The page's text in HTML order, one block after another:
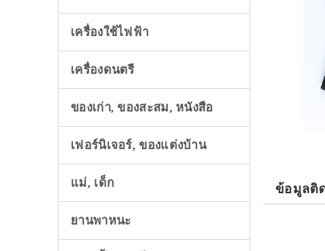
เครื่องใช้ไฟฟ้า
เครื่องดนตรี
ของเก่า, ของสะสม, หนังสือ
เฟอร์นิเจอร์, ของแต่งบ้าน
แม่, เด็ก
ยานพาหนะ
ข้อมูลติ